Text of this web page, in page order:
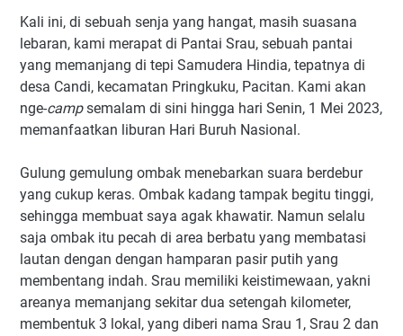
Kali ini, di sebuah senja yang hangat, masih suasana
lebaran, kami merapat di Pantai Srau, sebuah pantai
yang memanjang di tepi Samudera Hindia, tepatnya di
desa Candi, kecamatan Pringkuku, Pacitan. Kami akan
nge-campsemalam di sini hingga hari Senin, 1 Mei 2023,
memanfaatkan liburan Hari Buruh Nasional.
Gulung gemulung ombak menebarkan suara berdebur
yang cukup keras. Ombak kadang tampak begitu tinggi,
sehingga membuat saya agak khawatir. Namun selalu
saja ombak itu pecah di area berbatu yang membatasi
lautan dengan dengan hamparan pasir putih yang
membentang indah. Srau memiliki keistimewaan, yakni
areanya memanjang sekitar dua setengah kilometer,
membentuk 3 lokal, yang diberi nama Srau 1, Srau 2 dan